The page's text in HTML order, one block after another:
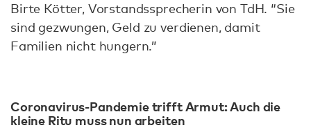
Birte Kötter, Vorstandssprecherin von TdH. “Sie
sind gezwungen, Geld zu verdienen, damit
Familien nicht hungern.”
Coronavirus-Pandemie trifft Armut: Auch die
kleine Ritu muss nun arbeiten